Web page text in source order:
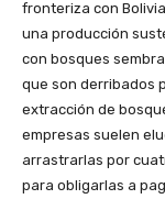
fronteriza con
una producción
con bosques
que son derribados
extracción de
empresas suelen
arrastrarlas por
para obligarlas a